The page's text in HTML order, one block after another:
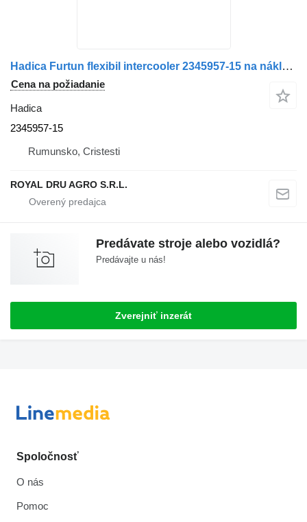
Hadica Furtun flexibil intercooler 2345957-15 na nákladného auta Scania 2345957 15
Cena na požiadanie
Hadica
2345957-15
Rumunsko, Cristesti
ROYAL DRU AGRO S.R.L.
Predávate stroje alebo vozidlá?
Predávajte u nás!
Zverejniť inzerát
Spoločnosť
O nás
Pomoc